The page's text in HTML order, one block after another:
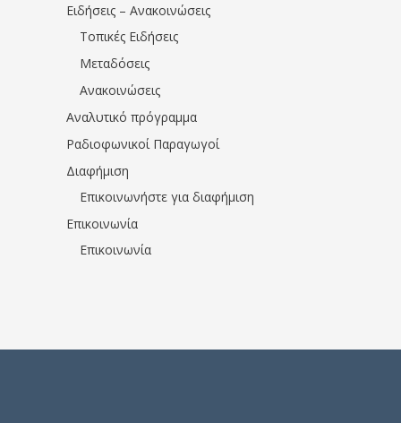
Ειδήσεις – Ανακοινώσεις
Τοπικές Ειδήσεις
Μεταδόσεις
Ανακοινώσεις
Αναλυτικό πρόγραμμα
Ραδιοφωνικοί Παραγωγοί
Διαφήμιση
Επικοινωνήστε για διαφήμιση
Επικοινωνία
Επικοινωνία